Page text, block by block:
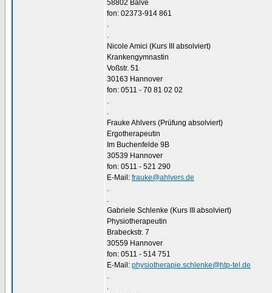
58802 Balve
fon: 02373-914 861
.
.
Nicole Amici (Kurs III absolviert)
Krankengymnastin
Voßstr. 51
30163 Hannover
fon: 0511 - 70 81 02 02
.
.
Frauke Ahlvers (Prüfung absolviert)
Ergotherapeutin
Im Buchenfelde 9B
30539 Hannover
fon: 0511 - 521 290
E-Mail: frauke@ahlvers.de
.
.
Gabriele Schlenke (Kurs III absolviert)
Physiotherapeutin
Brabeckstr. 7
30559 Hannover
fon: 0511 - 514 751
E-Mail: physiotherapie.schlenke@htp-tel.de
.
.